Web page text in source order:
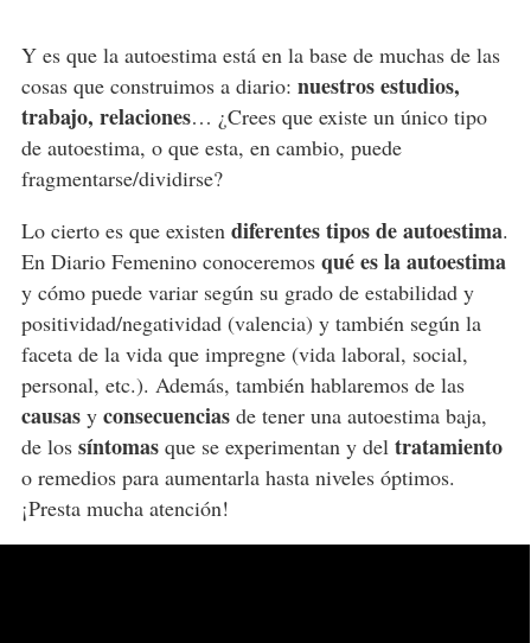
Y es que la autoestima está en la base de muchas de las
cosas que construimos a diario: nuestros estudios,
trabajo, relaciones… ¿Crees que existe un único tipo
de autoestima, o que esta, en cambio, puede
fragmentarse/dividirse?
Lo cierto es que existen diferentes tipos de autoestima.
En Diario Femenino conoceremos qué es la autoestima
y cómo puede variar según su grado de estabilidad y
positividad/negatividad (valencia) y también según la
faceta de la vida que impregne (vida laboral, social,
personal, etc.). Además, también hablaremos de las
causasy consecuenciasde tener una autoestima baja,
de los síntomasque se experimentan y del tratamiento
o remedios para aumentarla hasta niveles óptimos.
¡Presta mucha atención!